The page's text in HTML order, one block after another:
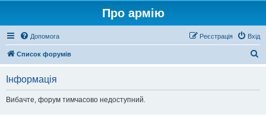
Про армію
Допомога Вхід
Реєстрація
Список форумів
Інформація
Вибачте, форум тимчасово недоступний.